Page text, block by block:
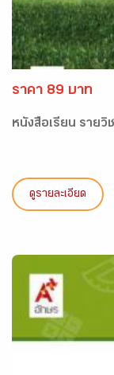
ราคา 89 บาท
หนังสือเรียน รายวิ
ดูรายละเอียด